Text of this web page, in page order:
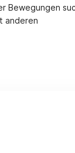
Bewegungen
anderen